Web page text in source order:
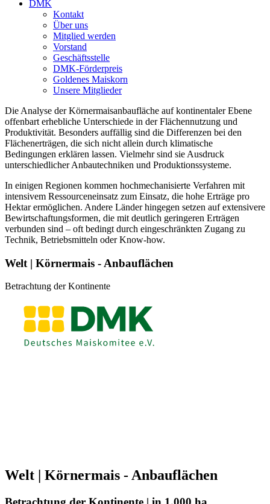
DMK
Kontakt
Über uns
Mitglied werden
Vorstand
Geschäftsstelle
DMK-Förderpreis
Goldenes Maiskorn
Unsere Mitglieder
Die Analyse der Körnermaisanbaufläche auf kontinentaler Ebene
offenbart erhebliche Unterschiede in der Flächennutzung und
Produktivität. Besonders auffällig sind die Differenzen bei den
Flächenerträgen, die sich nicht allein durch klimatische
Bedingungen erklären lassen. Vielmehr sind sie Ausdruck
unterschiedlicher Anbautechniken und Produktionssysteme.
In einigen Regionen kommen hochmechanisierte Verfahren mit
intensivem Ressourceneinsatz zum Einsatz, die hohe Erträge pro
Hektar ermöglichen. Andere Länder hingegen setzen auf extensivere
Bewirtschaftungsformen, die mit deutlich geringeren Erträgen
verbunden sind – oft bedingt durch eingeschränkten Zugang zu
Technik, Betriebsmitteln oder Know-how.
Welt | Körnermais - Anbauflächen
Betrachtung der Kontinente
Welt | Körnermais - Anbauflächen